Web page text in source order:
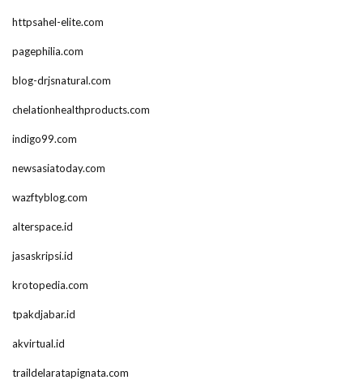
httpsahel-elite.com
pagephilia.com
blog-drjsnatural.com
chelationhealthproducts.com
indigo99.com
newsasiatoday.com
wazftyblog.com
alterspace.id
jasaskripsi.id
krotopedia.com
tpakdjabar.id
akvirtual.id
traildelaratapignata.com